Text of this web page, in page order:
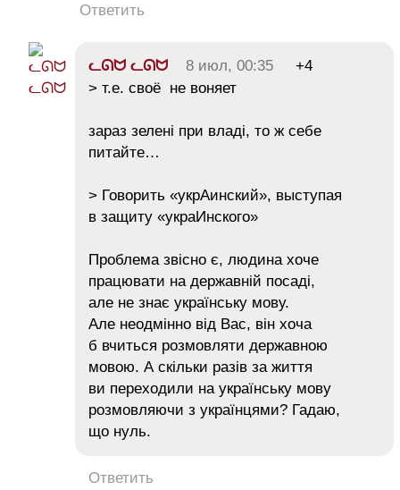
Ответить
ᓚᘏᗢ ᓚᘏᗢ 8 июл, 00:35
+4
> т.е. своё не воняет
зараз зелені при владі, то ж себе
питайте…
> Говорить «укрАинский», выступая
в защиту «украИнского»
Проблема звісно є, людина хоче
працювати на державній посаді,
але не знає українську мову.
Але неодмінно від Вас, він хоча
б вчиться розмовляти державною
мовою. А скільки разів за життя
ви переходили на українську мову
розмовляючи з українцями? Гадаю,
що нуль.
Ответить